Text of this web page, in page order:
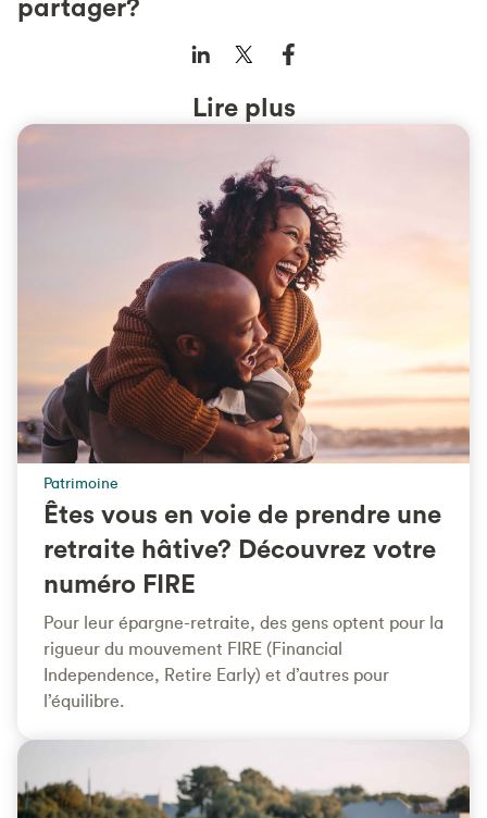
partager?
Lire plus
Patrimoine
Êtes vous en voie de prendre une
retraite hâtive? Découvrez votre
numéro FIRE
Pour leur épargne-retraite, des gens optent pour la
rigueur du mouvement FIRE (Financial
Independence, Retire Early) et d’autres pour
l’équilibre.